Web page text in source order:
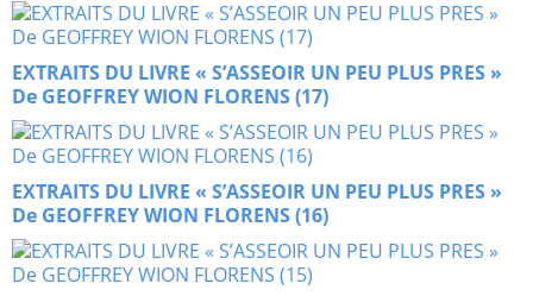
EXTRAITS DU LIVRE « S’ASSEOIR UN PEU PLUS PRES »
De GEOFFREY WION FLORENS (17)
EXTRAITS DU LIVRE « S’ASSEOIR UN PEU PLUS PRES »
De GEOFFREY WION FLORENS (16)